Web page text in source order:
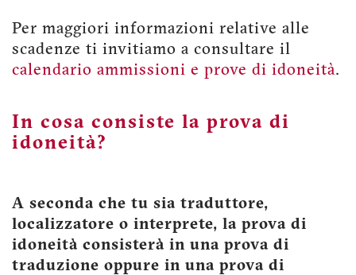
Per maggiori informazioni relative alle
scadenze ti invitiamo a consultare il
calendario ammissioni e prove di idoneità.
In cosa consiste la prova di
idoneità?
A seconda che tu sia traduttore,
localizzatore o interprete, la prova di
idoneità consisterà in una prova di
traduzione oppure in una prova di